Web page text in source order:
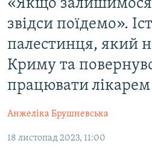
основного
матеріалу
до
основної
навігації
Перейти
до
ВОДА.КРИМ
ПОЛІТИКА
БЛОГИ
ВСЕ ЗА ДЕНЬ
«Якщо
звідси поїдемо».
палестинця, який
Криму та
працювати лікарем
Анжеліка Брушневська
18 листопад 2023, 11:00